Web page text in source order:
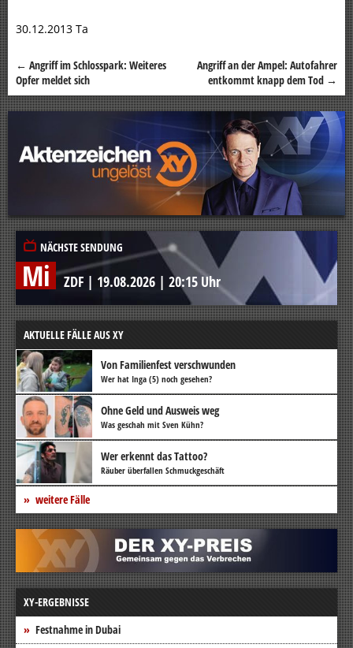
30.12.2013 Ta
Beitragsnavigation
← Angriff im Schlosspark: Weiteres
Opfer meldet sich
Angriff an der Ampel: Autofahrer
entkommt knapp dem Tod →
NÄCHSTE SENDUNG
Mi ZDF | 19.08.2026 | 20:15 Uhr
AKTUELLE FÄLLE AUS XY
Von Familienfest verschwunden
Wer hat Inga (5) noch gesehen?
Ohne Geld und Ausweis weg
Was geschah mit Sven Kühn?
Wer erkennt das Tattoo?
Räuber überfallen Schmuckgeschäft
weitere Fälle
XY-ERGEBNISSE
Festnahme in Dubai